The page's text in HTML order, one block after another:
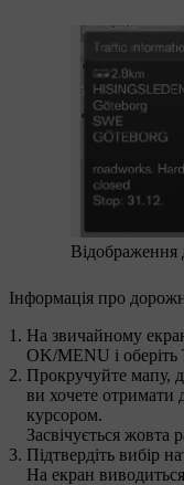
Відображення
Інформація про
На звичайному
OK/MENU і оберіть
Прокручуйте мапу,
ви хочете отримати
курсором.
Засвічується жовта
Підтвердіть вибір
На екран